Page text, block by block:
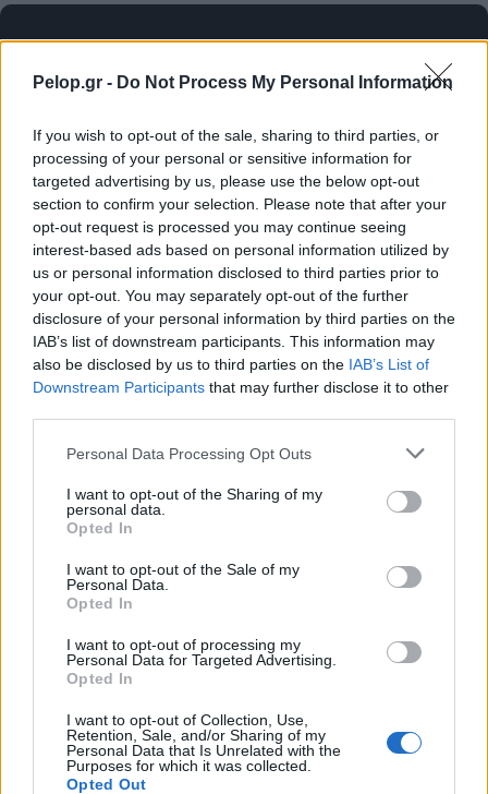
Pelop.gr - Do Not Process My Personal Information
If you wish to opt-out of the sale, sharing to third parties, or
processing of your personal or sensitive information for
targeted advertising by us, please use the below opt-out
section to confirm your selection. Please note that after your
opt-out request is processed you may continue seeing
interest-based ads based on personal information utilized by
us or personal information disclosed to third parties prior to
your opt-out. You may separately opt-out of the further
disclosure of your personal information by third parties on the
IAB’s list of downstream participants. This information may
also be disclosed by us to third parties on the IAB’s List of
Downstream Participants that may further disclose it to other
Please note that this website/app uses one or more Google
not limited to your visit or usage behaviour. You may click to
grant or deny consent to Google and its third-party tags to
use your data for below specified purposes in below Google
consent section.
Personal Data Processing Opt Outs
I want to opt-out of the Sharing of my
personal data.
Opted In
I want to opt-out of the Sale of my
Personal Data.
Opted In
I want to opt-out of processing my
Personal Data for Targeted Advertising.
Opted In
I want to opt-out of Collection, Use,
Retention, Sale, and/or Sharing of my
Personal Data that Is Unrelated with the
Purposes for which it was collected.
Opted Out
Το Minecraft έρχεται στο Nintendo Switch 2 όπως δεν το
έχετε ξαναδεί
Δήμου Πατρέων ΦΩΤ0